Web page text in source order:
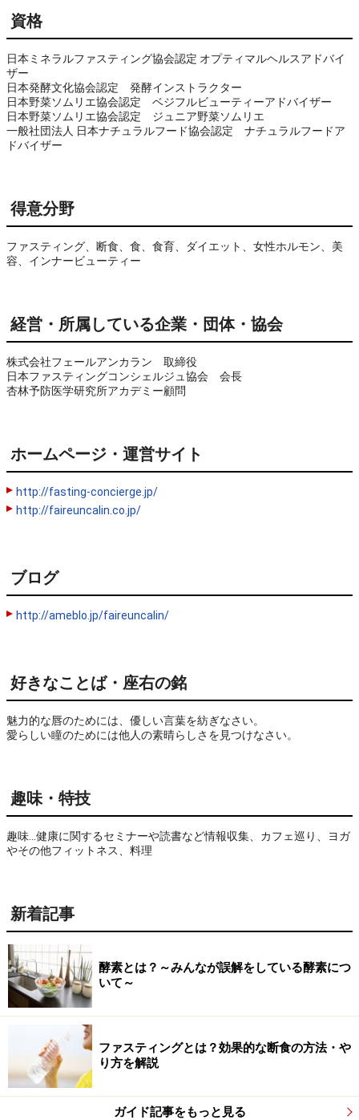
資格
日本ミネラルファスティング協会認定 オプティマルヘルスアドバイ
ザー
日本発酵文化協会認定　発酵インストラクター
日本野菜ソムリエ協会認定　ベジフルビューティーアドバイザー
日本野菜ソムリエ協会認定　ジュニア野菜ソムリエ
一般社団法人 日本ナチュラルフード協会認定　ナチュラルフードア
ドバイザー
得意分野
ファスティング、断食、食、食育、ダイエット、女性ホルモン、美
容、インナービューティー
経営・所属している企業・団体・協会
株式会社フェールアンカラン 取締役
日本ファスティングコンシェルジュ協会 会長
杏林予防医学研究所アカデミー顧問
ホームページ・運営サイト
http://fasting-concierge.jp/
http://faireuncalin.co.jp/
ブログ
http://ameblo.jp/faireuncalin/
好きなことば・座右の銘
魅力的な唇のためには、優しい言葉を紡ぎなさい。
愛らしい瞳のためには他人の素晴らしさを見つけなさい。
趣味・特技
趣味…健康に関するセミナーや読書など情報収集、カフェ巡り、ヨガ
やその他フィットネス、料理
新着記事
酵素とは？～みんなが誤解をしている酵素につ
いて～
ファスティングとは？効果的な断食の方法・や
り方を解説
ガイド記事をもっと見る